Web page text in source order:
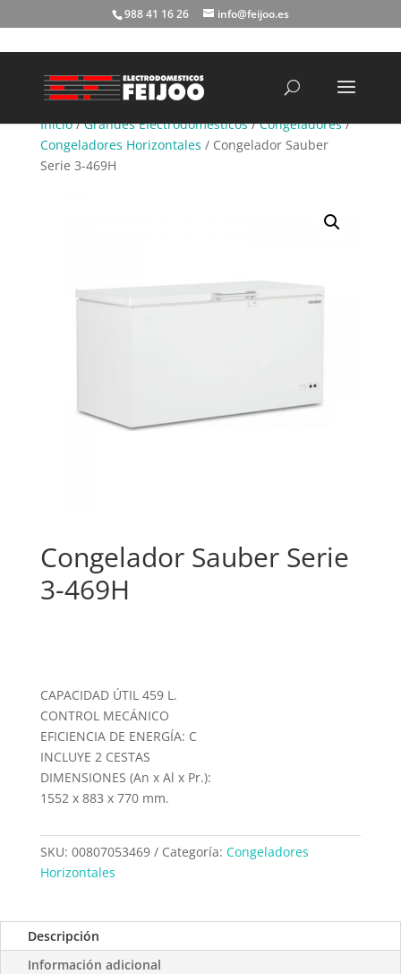
988 41 16 26 info@feijoo.es
Inicio/Grandes Electrodomésticos/Congeladores/
Congeladores Horizontales / Congelador Sauber
Serie 3-469H
Congelador Sauber Serie
3-469H
CAPACIDAD ÚTIL 459 L.
CONTROL MECÁNICO
EFICIENCIA DE ENERGÍA: C
INCLUYE 2 CESTAS
DIMENSIONES (An x Al x Pr.):
1552 x 883 x 770 mm.
SKU: 00807053469 Categoría: Congeladores
Horizontales
Descripción
Información adicional